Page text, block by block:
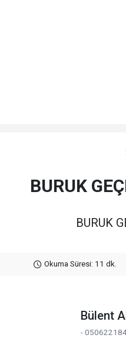
BURUK
BURUK
Okuma Süresi: 11 dk.
Bülent
-